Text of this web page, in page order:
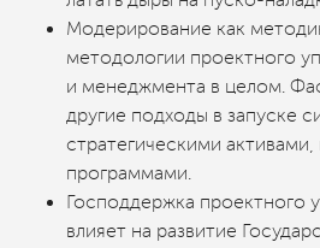
Модерирование как
методологии проектного
и менеджмента в целом.
другие подходы в запуске
стратегическими
программами.
Господдержка проектного
влияет на развитие